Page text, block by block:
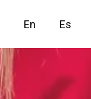
En Es